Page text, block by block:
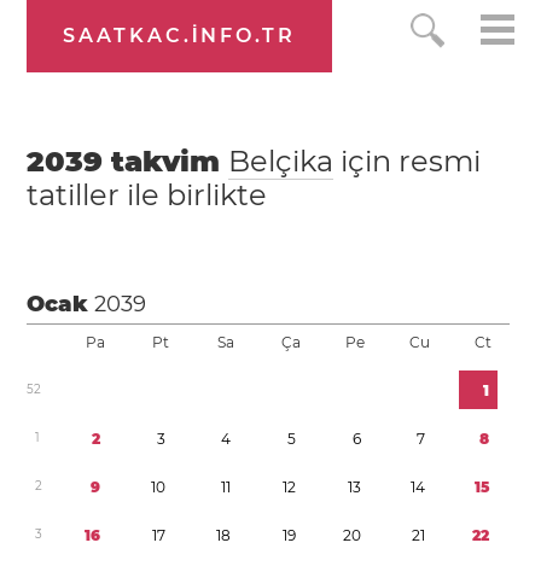
SAATKAC.INFO.TR
2039 takvim Belçika için resmi
tatiller ile birlikte
Ocak2039
Pa Pt Sa Ça Pe Cu Ct
52 1
1 2 3 4 5 6 7 8
2 9 10 11 12 13 14 15
3 16 17 18 19 20 21 22